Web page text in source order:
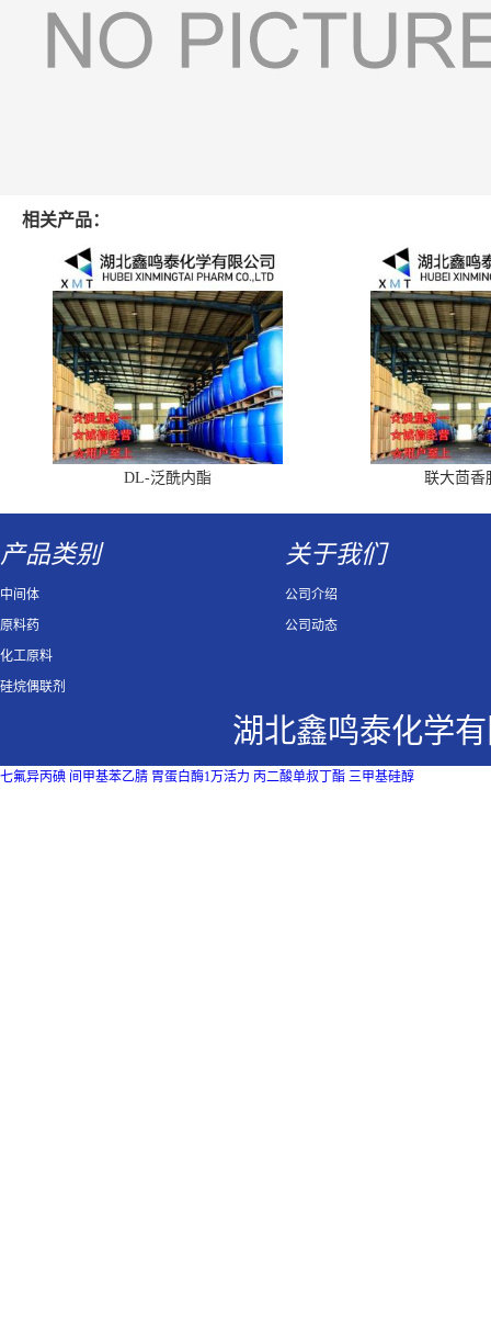
相关产品：
DL-泛酰内酯 联大茴香
产品类别
中间体
原料药
化工原料
硅烷偶联剂
关于我们
公司介绍
公司动态
湖北鑫鸣泰化学
七氟异丙碘 间甲基苯乙腈 胃蛋白酶1万活力 丙二酸单叔丁酯 三甲基硅醇